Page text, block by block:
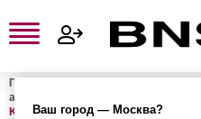
Ваш город — Москва?
Главная
аксессуары
K/PIERCED